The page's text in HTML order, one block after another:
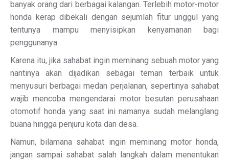
banyak orang dari berbagai kalangan. Terlebih motor-motor
honda kerap dibekali dengan sejumlah fitur unggul yang
tentunya mampu menyisipkan kenyamanan bagi
penggunanya.
Karena itu, jika sahabat ingin meminang sebuah motor yang
nantinya akan dijadikan sebagai teman terbaik untuk
menyusuri berbagai medan perjalanan, sepertinya sahabat
wajib mencoba mengendarai motor besutan perusahaan
otomotif honda yang saat ini namanya sudah melanglang
buana hingga penjuru kota dan desa.
Namun, bilamana sahabat ingin meminang motor honda,
jangan sampai sahabat salah langkah dalam menentukan